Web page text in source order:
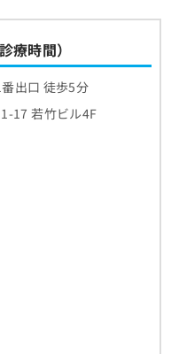
療時間）
出口 徒歩5分
17 若竹ビル4F